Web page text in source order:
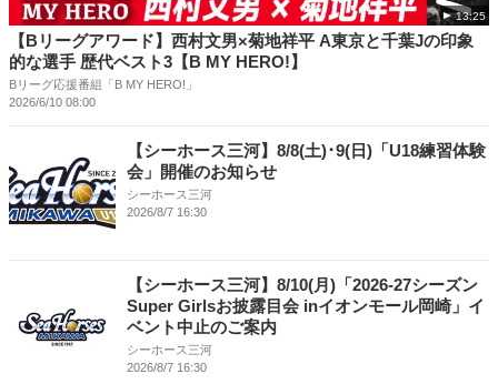
13:25
【Bリーグアワード】西村文男×菊地祥平 A東京と千葉Jの印象
的な選手 歴代ベスト3【B MY HERO!】
Bリーグ応援番組「B MY HERO!」
2026/6/10 08:00
【シーホース三河】8/8(土)･9(日)「U18練習体験
会」開催のお知らせ
シーホース三河
2026/8/7 16:30
【シーホース三河】8/10(月)「2026-27シーズン
Super Girlsお披露目会 inイオンモール岡崎」イ
ベント中止のご案内
シーホース三河
2026/8/7 16:30